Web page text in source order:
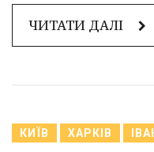
ЧИТАТИ ДАЛІ
КИЇВ ХАРКІВ